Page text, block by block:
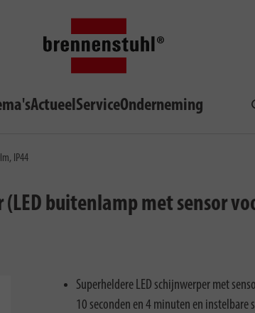
ActueelServiceOnderneming
IP44
buitenlamp met sensor
Superheldere LED schijnwerper met
10 seconden en 4 minuten en